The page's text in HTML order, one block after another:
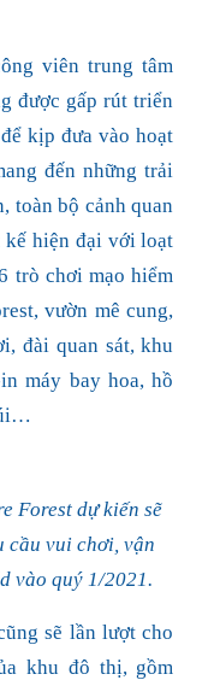
viên trung tâm
được gấp rút triển
kịp đưa vào hoạt
đến những trải
toàn bộ cảnh quan
kế hiện đại với loạt
trò chơi mạo hiểm
vườn mê cung,
đài quan sát, khu
máy bay hoa, hồ
Forest dự kiến sẽ
cầu vui chơi, vận
vào quý 1/2021.
sẽ lần lượt cho
khu đô thị, gồm